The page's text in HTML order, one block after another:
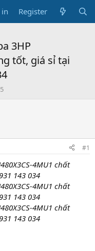
Register
3HP
tốt, giá sỉ tại
#1
4MU1 chất
143 034
4MU1 chất
143 034
4MU1 chất
143 034